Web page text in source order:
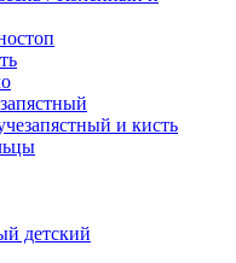
и кисть
детский